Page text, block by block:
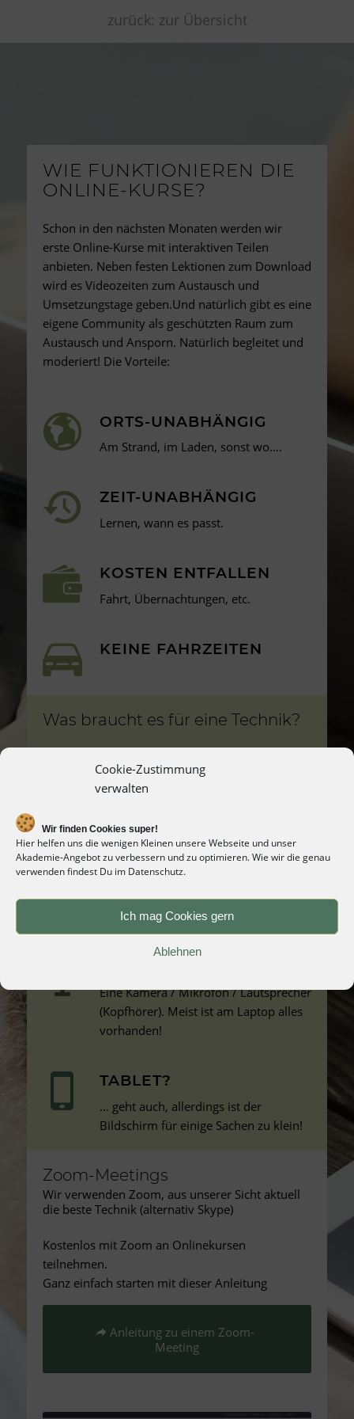
Cookie-Zustimmung
verwalten
Wir finden Cookies super!
Hier helfen uns die wenigen Kleinen unsere Webseite und unser
Akademie-Angebot zu verbessern und zu optimieren. Wie wir die genau
verwenden findest Du im Datenschutz.
Ich mag Cookies gern
Ablehnen
zurück: zur Übersicht
WIE FUNKTIONIEREN DIE
ONLINE-KURSE?
Schon in den nächsten Monaten werden wir
erste Online-Kurse mit interaktiven Teilen
anbieten. Neben festen Lektionen zum Download
wird es Videozeiten zum Austausch und
Umsetzungstage geben.Und natürlich gibt es eine
eigene Community als geschützten Raum zum
Austausch und Ansporn. Natürlich begleitet und
moderiert! Die Vorteile:
ORTS-UNABHÄNGIG
Am Strand, im Laden, sonst wo….
ZEIT-UNABHÄNGIG
Lernen, wann es passt.
KOSTEN ENTFALLEN
Fahrt, Übernachtungen, etc.
KEINE FAHRZEITEN
Was braucht es für eine Technik?
FACEBOOK
Facebook-Konto
STABILES INTERNET
Für die Videotreffen ist eine stabile,
gute Internetverbindung erforderlich.
Eine Kamera / Mikrofon / Lautsprecher
(Kopfhörer). Meist ist am Laptop alles
vorhanden!
TABLET?
… geht auch, allerdings ist der
Bildschirm für einige Sachen zu klein!
Zoom-Meetings
Wir verwenden Zoom, aus unserer Sicht aktuell
die beste Technik (alternativ Skype)
Kostenlos mit Zoom an Onlinekursen
teilnehmen.
Ganz einfach starten mit dieser Anleitung
Anleitung zu einem Zoom-
Meeting